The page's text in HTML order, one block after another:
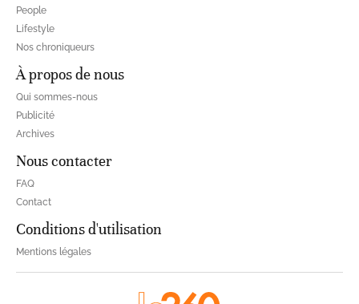
People
Lifestyle
Nos chroniqueurs
À propos de nous
Qui sommes-nous
Publicité
Archives
Nous contacter
FAQ
Contact
Conditions d'utilisation
Mentions légales